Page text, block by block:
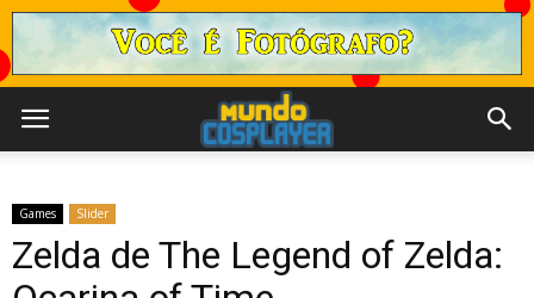
Games Slider
Zelda de The Legend of Zelda: